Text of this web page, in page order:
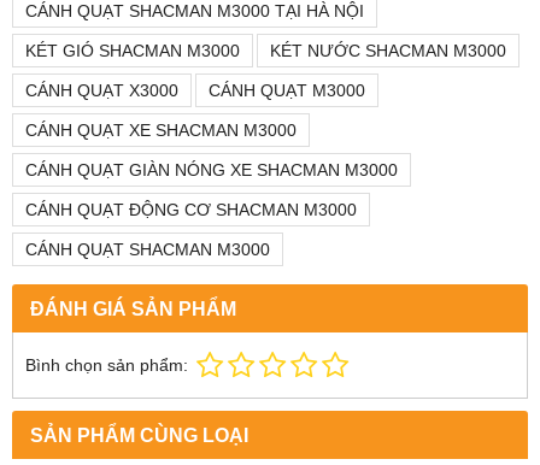
CÁNH QUẠT SHACMAN M3000 TẠI HÀ NỘI
KÉT GIÓ SHACMAN M3000 KÉT NƯỚC SHACMAN M3000
CÁNH QUẠT X3000 CÁNH QUẠT M3000
CÁNH QUẠT XE SHACMAN M3000
CÁNH QUẠT GIÀN NÓNG XE SHACMAN M3000
CÁNH QUẠT ĐỘNG CƠ SHACMAN M3000
CÁNH QUẠT SHACMAN M3000
ĐÁNH GIÁ SẢN PHẨM
Bình chọn sản phẩm:
SẢN PHẨM CÙNG LOẠI